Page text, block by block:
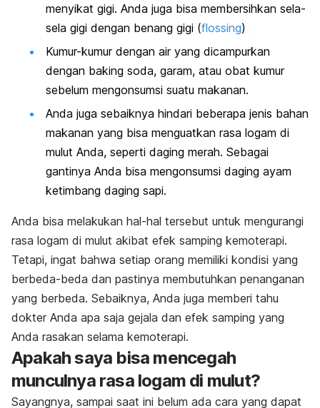
menyikat gigi. Anda juga bisa membersihkan sela-
sela gigi dengan benang gigi (flossing)
Kumur-kumur dengan air yang dicampurkan
dengan baking soda, garam, atau obat kumur
sebelum mengonsumsi suatu makanan.
Anda juga sebaiknya hindari beberapa jenis bahan
makanan yang bisa menguatkan rasa logam di
mulut Anda, seperti daging merah. Sebagai
gantinya Anda bisa mengonsumsi daging ayam
ketimbang daging sapi.
Anda bisa melakukan hal-hal tersebut untuk mengurangi
rasa logam di mulut akibat efek samping kemoterapi.
Tetapi, ingat bahwa setiap orang memiliki kondisi yang
berbeda-beda dan pastinya membutuhkan penanganan
yang berbeda. Sebaiknya, Anda juga memberi tahu
dokter Anda apa saja gejala dan efek samping yang
Anda rasakan selama kemoterapi.
Apakah saya bisa mencegah
munculnya rasa logam di mulut?
Sayangnya, sampai saat ini belum ada cara yang dapat